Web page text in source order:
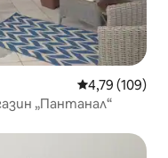
Средна
4,79 (109)
„Пантанал“